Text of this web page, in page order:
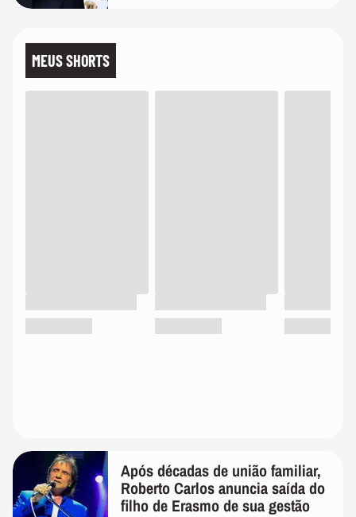
MEUS SHORTS
Após décadas de união familiar,
Roberto Carlos anuncia saída do
filho de Erasmo de sua gestão